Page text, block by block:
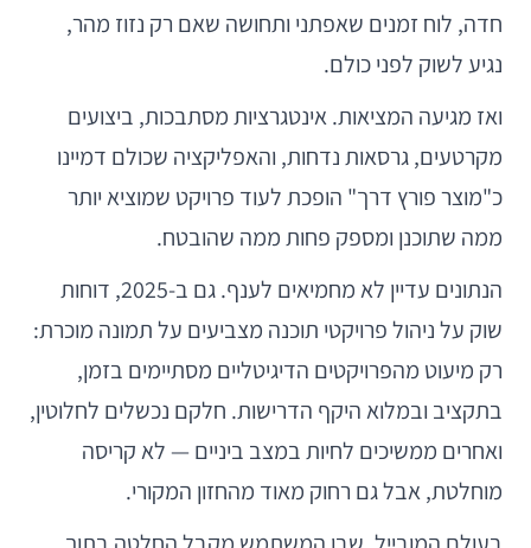
חדה, לוח זמנים שאפתני ותחושה שאם רק נזוז מהר,
נגיע לשוק לפני כולם.
ואז מגיעה המציאות. אינטגרציות מסתבכות, ביצועים
מקרטעים, גרסאות נדחות, והאפליקציה שכולם דמיינו
כ"מוצר פורץ דרך" הופכת לעוד פרויקט שמוציא יותר
ממה שתוכנן ומספק פחות ממה שהובטח.
הנתונים עדיין לא מחמיאים לענף. גם ב-2025, דוחות
שוק על ניהול פרויקטי תוכנה מצביעים על תמונה מוכרת:
רק מיעוט מהפרויקטים הדיגיטליים מסתיימים בזמן,
בתקציב ובמלוא היקף הדרישות. חלקם נכשלים לחלוטין,
ואחרים ממשיכים לחיות במצב ביניים — לא קריסה
מוחלטת, אבל גם רחוק מאוד מהחזון המקורי.